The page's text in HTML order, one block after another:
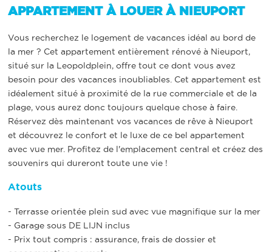
APPARTEMENT À LOUER À NIEUPORT
Vous recherchez le logement de vacances idéal au bord de
la mer ? Cet appartement entièrement rénové à Nieuport,
situé sur la Leopoldplein, offre tout ce dont vous avez
besoin pour des vacances inoubliables. Cet appartement est
idéalement situé à proximité de la rue commerciale et de la
plage, vous aurez donc toujours quelque chose à faire.
Réservez dès maintenant vos vacances de rêve à Nieuport
et découvrez le confort et le luxe de ce bel appartement
avec vue mer. Profitez de l'emplacement central et créez des
souvenirs qui dureront toute une vie !
Atouts
- Terrasse orientée plein sud avec vue magnifique sur la mer
- Garage sous DE LIJN inclus
- Prix tout compris : assurance, frais de dossier et